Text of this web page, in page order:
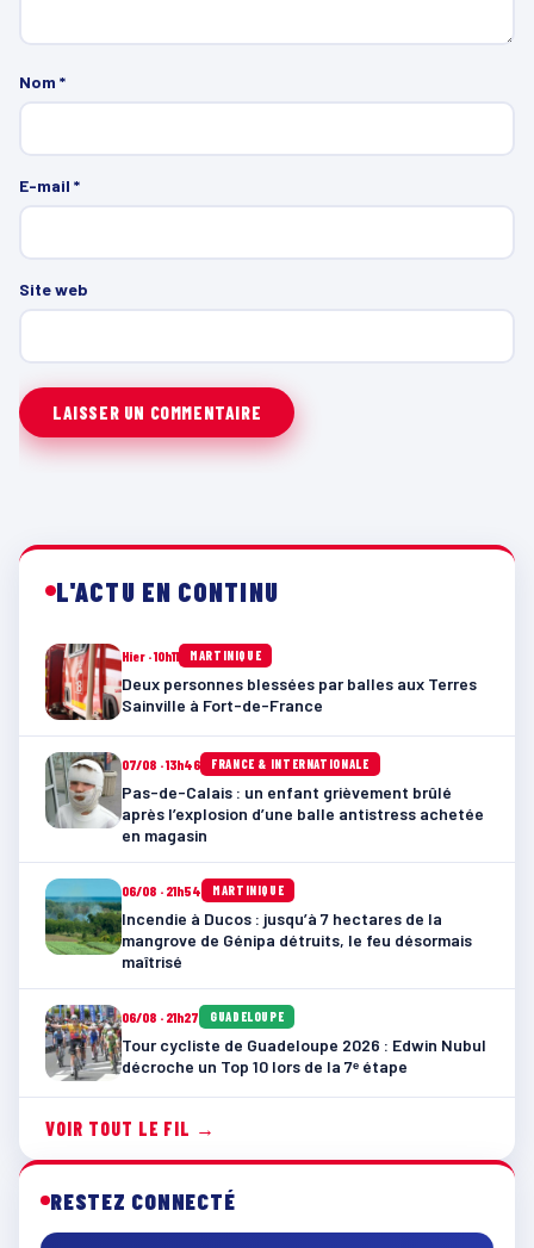
Nom *
E-mail *
Site web
L'ACTU EN CONTINU
Hier · 10h11 MARTINIQUE
Deux personnes blessées par balles aux Terres
Sainville à Fort-de-France
07/08 · 13h46 FRANCE & INTERNATIONALE
Pas-de-Calais : un enfant grièvement brûlé
après l’explosion d’une balle antistress achetée
en magasin
06/08 · 21h54 MARTINIQUE
Incendie à Ducos : jusqu’à 7 hectares de la
mangrove de Génipa détruits, le feu désormais
maîtrisé
06/08 · 21h27 GUADELOUPE
Tour cycliste de Guadeloupe 2026 : Edwin Nubul
décroche un Top 10 lors de la 7ᵉ étape
VOIR TOUT LE FIL →
RESTEZ CONNECTÉ